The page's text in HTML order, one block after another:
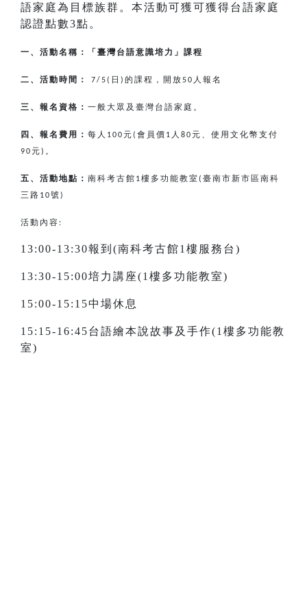
語家庭為目標族群。本活動可獲可獲得台語家庭
認證點數3點。
一、活動名稱：「臺灣台語意識培力」課程
二、活動時間： 7/5( 日 ) 的課程，開放50 人報名
三、報名資格： 一般大眾及臺灣台語家庭。
四、報名費用： 每人 100元( 會員價 1 人 80元、使用文化幣支付
90元 ) 。
五、活動地點： 南科考古館 1樓多功能教室( 臺南市新市區南科
三路 10號 )
活動內容:
13:00-13:30報到(南科考古館1樓服務台)
13:30-15:00培力講座(1樓多功能教室)
15:00-15:15中場休息
15:15-16:45台語繪本說故事及手作(1樓多功能教
室)